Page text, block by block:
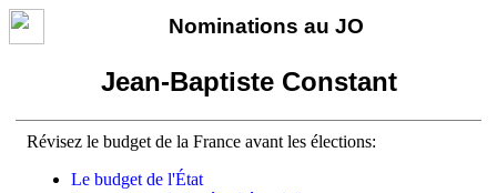
Nominations au JO
Jean-Baptiste Constant
Révisez le budget de la France avant les élections:
Le budget de l'État